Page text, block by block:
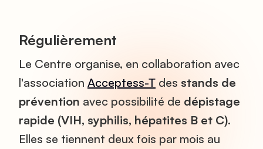
Régulièrement
Le Centre organise, en collaboration avec
l'association Acceptess-T des stands de
prévention avec possibilité de dépistage
rapide (VIH, syphilis, hépatites B et C).
Elles se tiennent deux fois par mois au